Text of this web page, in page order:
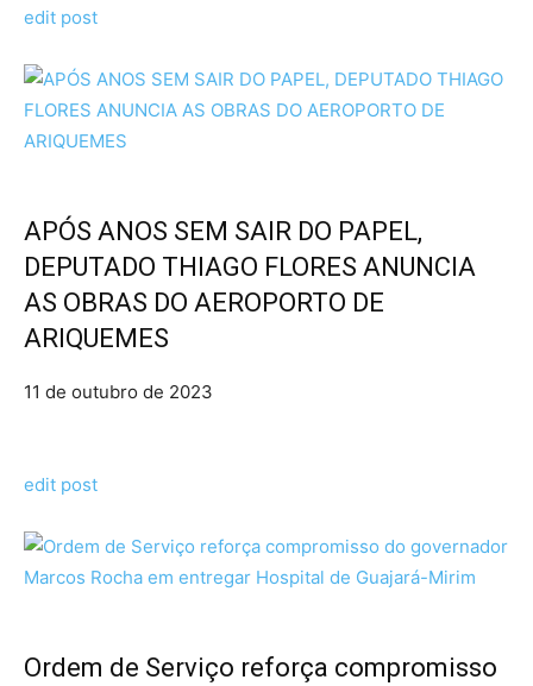
edit post
APÓS ANOS SEM SAIR DO PAPEL,
DEPUTADO THIAGO FLORES ANUNCIA
AS OBRAS DO AEROPORTO DE
ARIQUEMES
11 de outubro de 2023
edit post
Ordem de Serviço reforça compromisso